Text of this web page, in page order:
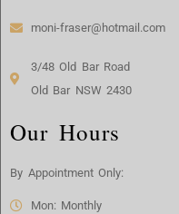
moni-fraser@hotmail.com
3/48 Old Bar Road
Old Bar NSW 2430
Our Hours
By Appointment Only:
Mon: Monthly